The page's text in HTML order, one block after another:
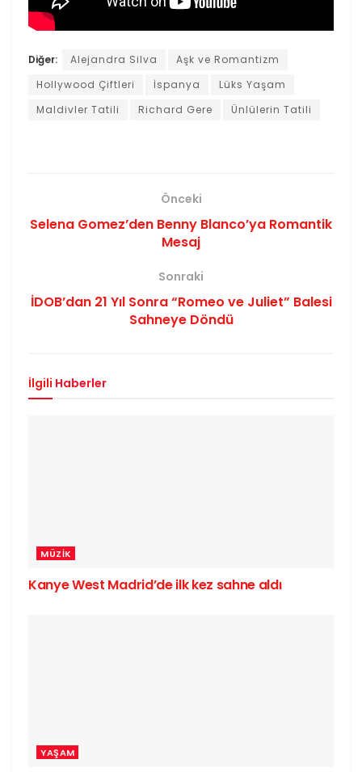
Diğer: Alejandra Silva
Aşk ve Romantizm
Hollywood Çiftleri
İspanya
Lüks Yaşam
Maldivler Tatili
Richard Gere Ünlülerin Tatili
Önceki
Selena Gomez’den Benny Blanco’ya Romantik
Mesaj
Sonraki
İDOB’dan 21 Yıl Sonra “Romeo ve Juliet” Balesi
Sahneye Döndü
İlgili Haberler
MÜZIK
Kanye West Madrid’de ilk kez sahne aldı
YAŞAM